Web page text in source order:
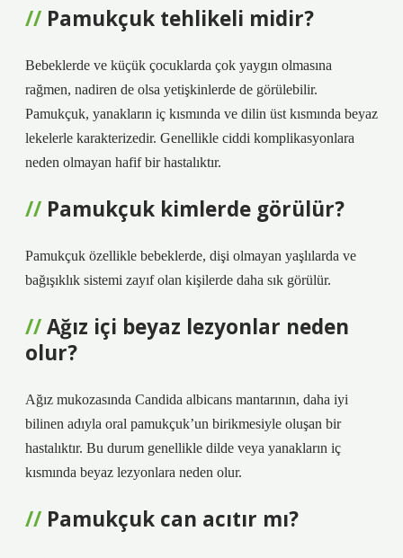
Pamukçuk tehlikeli midir?
Bebeklerde ve küçük çocuklarda çok yaygın olmasına
rağmen, nadiren de olsa yetişkinlerde de görülebilir.
Pamukçuk, yanakların iç kısmında ve dilin üst kısmında beyaz
lekelerle karakterizedir. Genellikle ciddi komplikasyonlara
neden olmayan hafif bir hastalıktır.
Pamukçuk kimlerde görülür?
Pamukçuk özellikle bebeklerde, dişi olmayan yaşlılarda ve
bağışıklık sistemi zayıf olan kişilerde daha sık görülür.
Ağız içi beyaz lezyonlar neden
olur?
Ağız mukozasında Candida albicans mantarının, daha iyi
bilinen adıyla oral pamukçuk’un birikmesiyle oluşan bir
hastalıktır. Bu durum genellikle dilde veya yanakların iç
kısmında beyaz lezyonlara neden olur.
Pamukçuk can acıtır mı?